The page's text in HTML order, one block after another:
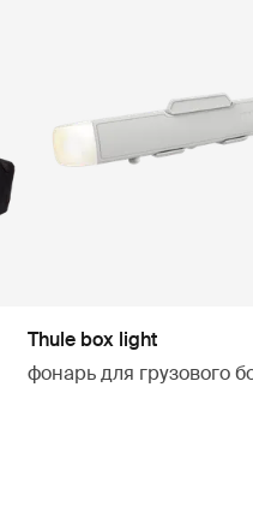
Thule box light
фонарь для грузового